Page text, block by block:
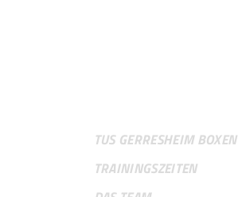
TUS GERRESHEIM BOXEN
TRAININGSZEITEN